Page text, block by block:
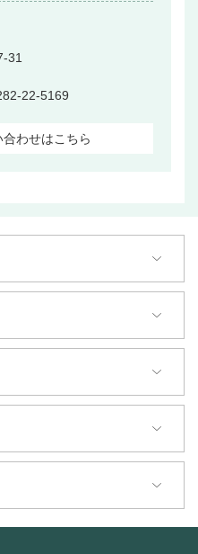
31
22-5169
わせはこちら